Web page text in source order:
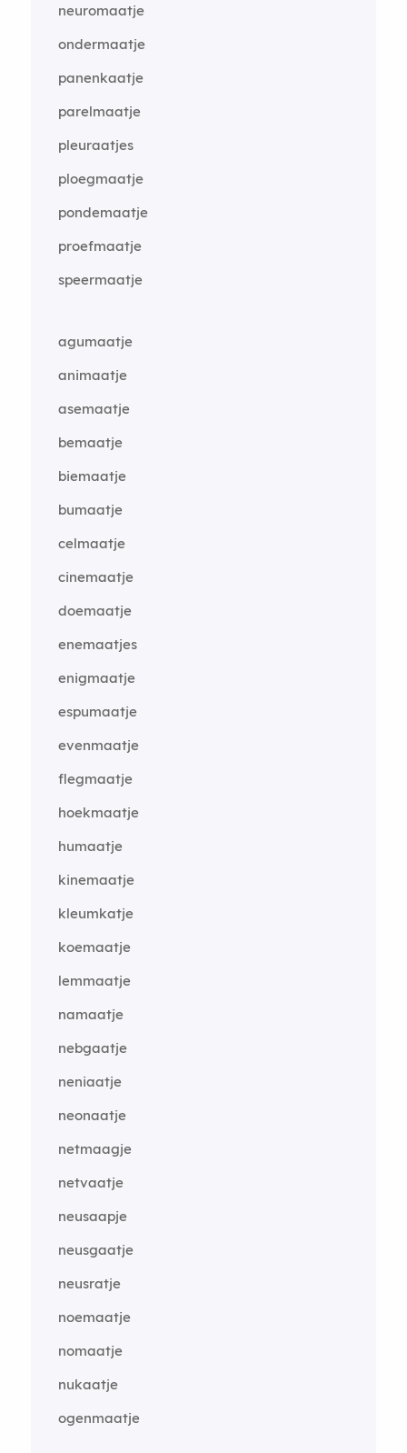
neuromaatje
ondermaatje
panenkaatje
parelmaatje
pleuraatjes
ploegmaatje
pondemaatje
proefmaatje
speermaatje
agumaatje
animaatje
asemaatje
bemaatje
biemaatje
bumaatje
celmaatje
cinemaatje
doemaatje
enemaatjes
enigmaatje
espumaatje
evenmaatje
flegmaatje
hoekmaatje
humaatje
kinemaatje
kleumkatje
koemaatje
lemmaatje
namaatje
nebgaatje
neniaatje
neonaatje
netmaagje
netvaatje
neusaapje
neusgaatje
neusratje
noemaatje
nomaatje
nukaatje
ogenmaatje